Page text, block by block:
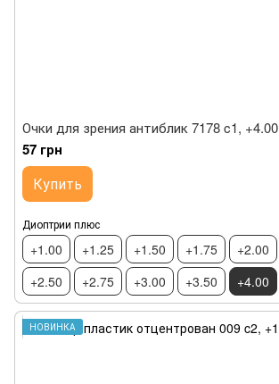
Очки для зрения антиблик 7178 c1, +4.00
57 грн
Купить
Диоптрии плюс
+1.00 +1.25 +1.50 +1.75 +2.00
+2.50
+2.75 +3.00 +3.50 +4.00
НОВИНКА